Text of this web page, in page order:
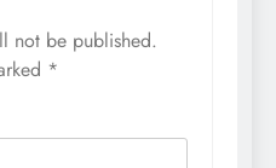
not be published.
*